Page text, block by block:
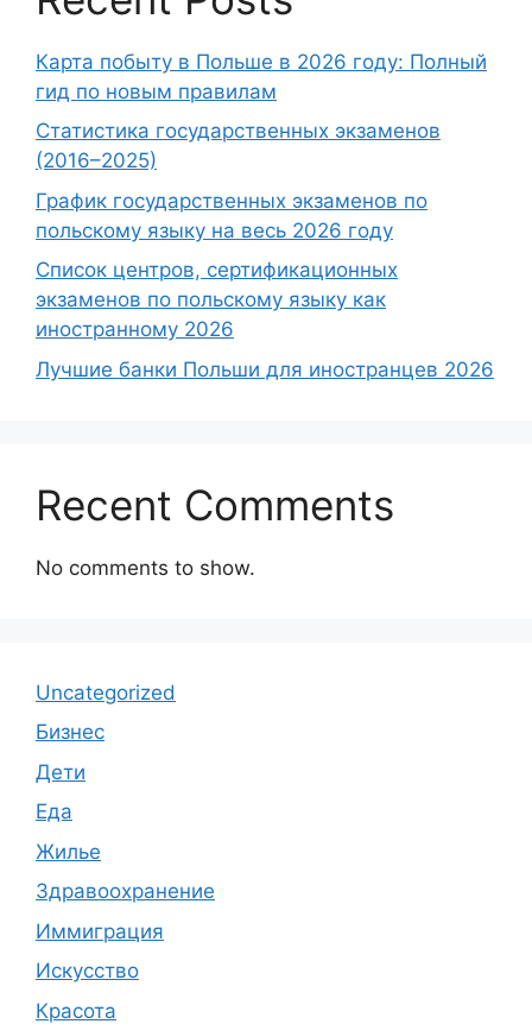
Карта побыту в Польше в 2026 году: Полный
гид по новым правилам
Статистика государственных экзаменов
(2016–2025)
График государственных экзаменов по
польскому языку на весь 2026 году
Список центров, сертификационных
экзаменов по польскому языку как
иностранному 2026
Лучшие банки Польши для иностранцев 2026
Recent Comments
No comments to show.
Uncategorized
Бизнес
Дети
Еда
Жилье
Здравоохранение
Иммиграция
Искусство
Красота